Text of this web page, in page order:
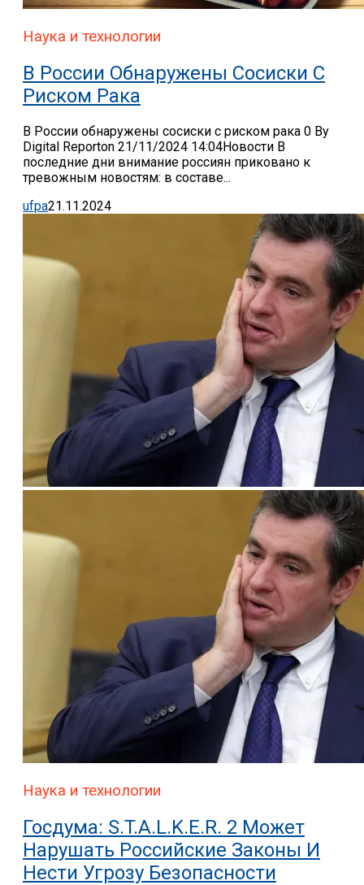
Наука и технологии
В России Обнаружены Сосиски С
Риском Рака
В России обнаружены сосиски с риском рака 0 By
Digital Reporton 21/11/2024 14:04Новости В
последние дни внимание россиян приковано к
тревожным новостям: в составе...
ufpa21.11.2024
Наука и технологии
Госдума: S.T.A.L.K.E.R. 2 Может
Нарушать Российские Законы И
Нести Угрозу Безопасности